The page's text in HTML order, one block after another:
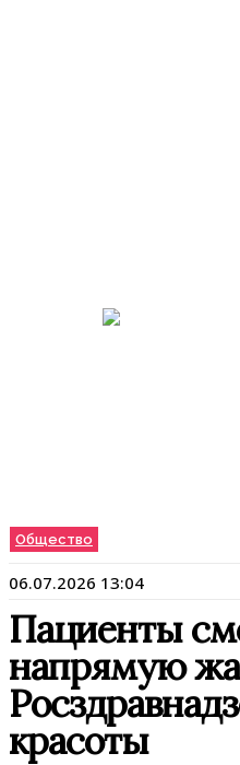
Общество
06.07.2026 13:04
Пациенты
напрямую
красоты